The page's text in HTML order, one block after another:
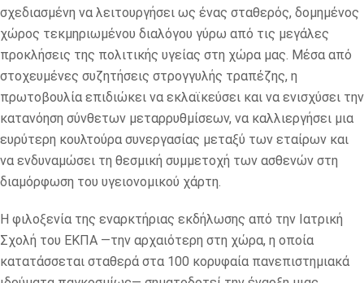
σχεδιασμένη να λειτουργήσει ως ένας σταθερός, δομημένος
χώρος τεκμηριωμένου διαλόγου γύρω από τις μεγάλες
προκλήσεις της πολιτικής υγείας στη χώρα μας. Μέσα από
στοχευμένες συζητήσεις στρογγυλής τραπέζης, η
πρωτοβουλία επιδιώκει να εκλαϊκεύσει και να ενισχύσει την
κατανόηση σύνθετων μεταρρυθμίσεων, να καλλιεργήσει μια
ευρύτερη κουλτούρα συνεργασίας μεταξύ των εταίρων και
να ενδυναμώσει τη θεσμική συμμετοχή των ασθενών στη
διαμόρφωση του υγειονομικού χάρτη.
Η φιλοξενία της εναρκτήριας εκδήλωσης από την Ιατρική
Σχολή του ΕΚΠΑ —την αρχαιότερη στη χώρα, η οποία
κατατάσσεται σταθερά στα 100 κορυφαία πανεπιστημιακά